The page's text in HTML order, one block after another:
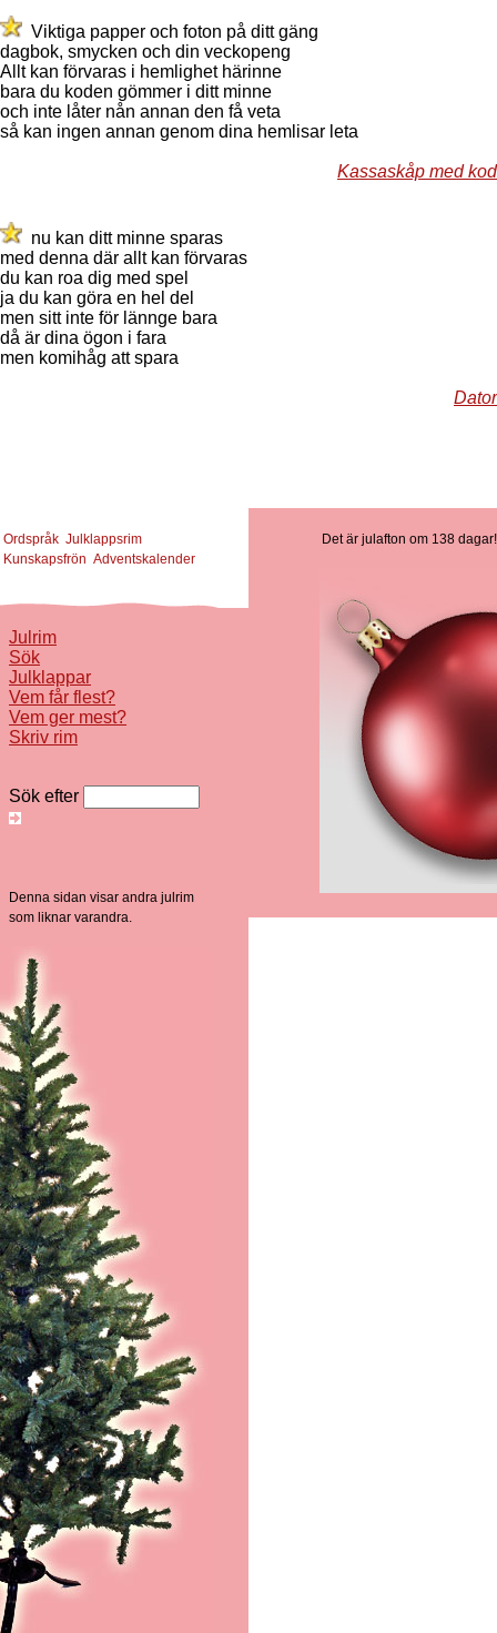
Viktiga papper och foton på ditt gäng
dagbok, smycken och din veckopeng
Allt kan förvaras i hemlighet härinne
bara du koden gömmer i ditt minne
och inte låter nån annan den få veta
så kan ingen annan genom dina hemlisar leta
Kassaskåp med kod
nu kan ditt minne sparas
med denna där allt kan förvaras
du kan roa dig med spel
ja du kan göra en hel del
men sitt inte för lännge bara
då är dina ögon i fara
men komihåg att spara
Dator
Ordspråk Julklappsrim
Kunskapsfrön Adventskalender
Julrim
Sök
Julklappar
Vem får flest?
Vem ger mest?
Skriv rim
Sök efter
Denna sidan visar andra julrim
som liknar varandra.
Det är julafton om 138 dagar!